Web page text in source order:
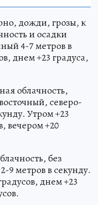
дожди, грозы, к
и осадки
4-7 метров в
днем +23 градуса,
облачность,
северо-
Утром +23
вечером +20
без
9 метров в секунду.
днем +23